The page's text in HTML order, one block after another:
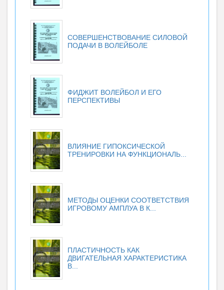
СОВЕРШЕНСТВОВАНИЕ СИЛОВОЙ
ПОДАЧИ В ВОЛЕЙБОЛЕ
ФИДЖИТ ВОЛЕЙБОЛ И ЕГО
ПЕРСПЕКТИВЫ
ВЛИЯНИЕ ГИПОКСИЧЕСКОЙ
ТРЕНИРОВКИ НА ФУНКЦИОНАЛЬ...
МЕТОДЫ ОЦЕНКИ СООТВЕТСТВИЯ
ИГРОВОМУ АМПЛУА В К...
ПЛАСТИЧНОСТЬ КАК
ДВИГАТЕЛЬНАЯ ХАРАКТЕРИСТИКА
В...